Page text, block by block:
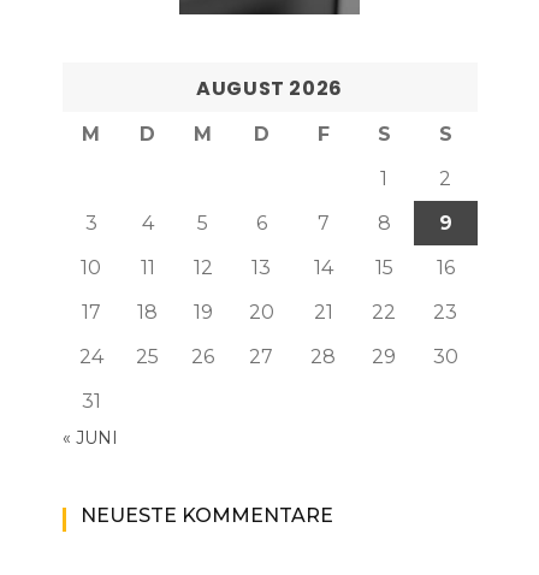
AUGUST 2026
M D M D F S
S
1
2
3
4 5 6 7 8
9
10
11 12 13 14 15
16
17
18 19 20 21 22
23
24
25 26 27 28 29
30
31
« JUNI
NEUESTE KOMMENTARE